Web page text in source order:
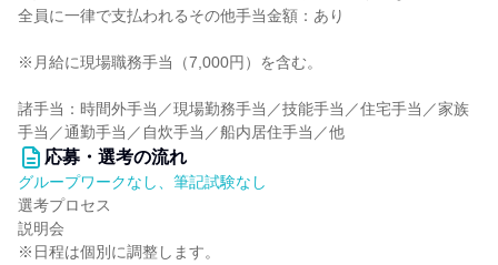
全員に一律で支払われるその他手当金額：あり
※月給に現場職務手当（7,000円）を含む。
諸手当：時間外手当／現場勤務手当／技能手当／住宅手当／家族
手当／通勤手当／自炊手当／船内居住手当／他
応募・選考の流れ
グループワークなし、筆記試験なし
選考プロセス
説明会
※日程は個別に調整します。